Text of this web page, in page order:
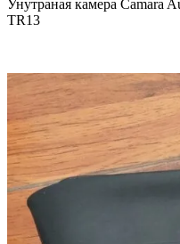
Унутраная камера Camara
TR13